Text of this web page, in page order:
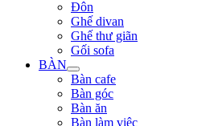
Đôn
Ghế divan
Ghế thư giãn
Gối sofa
BÀN
Bàn cafe
Bàn góc
Bàn ăn
Bàn làm việc